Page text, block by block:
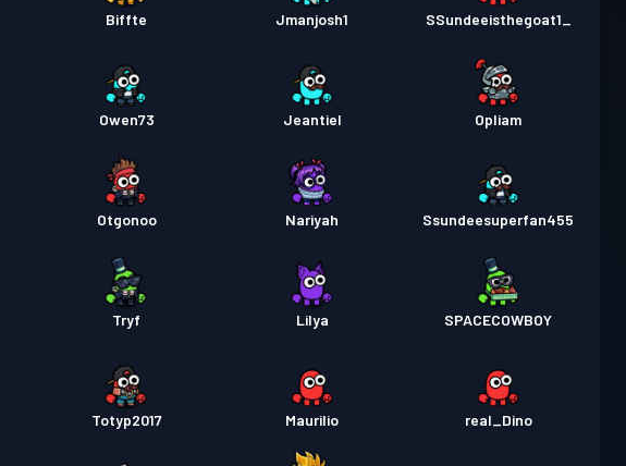
Biffte Jmanjosh1 SSundeeisthegoat1_
Owen73 Jeantiel Opliam
Otgonoo Nariyah Ssundeesuperfan455
Tryf Lilya SPACECOWBOY
Totyp2017 Maurilio real_Dino